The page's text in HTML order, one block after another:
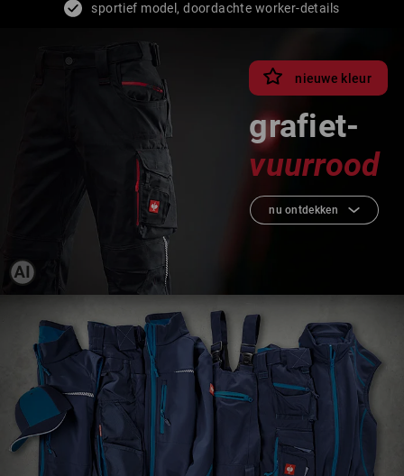
enorme keuze aan kleuren en maten
een breed assortiment voor elk seizoen
sportief model, doordachte worker-details
nieuwe kleur
grafiet-
vuurrood
nu ontdekken